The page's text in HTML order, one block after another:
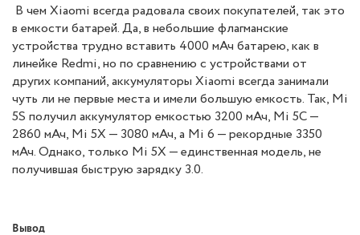
В чем Xiaomi всегда радовала своих покупателей, так это
в емкости батарей. Да, в небольшие флагманские
устройства трудно вставить 4000 мАч батарею, как в
линейке Redmi, но по сравнению с устройствами от
других компаний, аккумуляторы Xiaomi всегда занимали
чуть ли не первые места и имели большую емкость. Так, Mi
5S получил аккумулятор емкостью 3200 мАч, Mi 5C —
2860 мАч, Mi 5X — 3080 мАч, а Mi 6 — рекордные 3350
мАч. Однако, только Mi 5X — единственная модель, не
получившая быструю зарядку 3.0.
Вывод